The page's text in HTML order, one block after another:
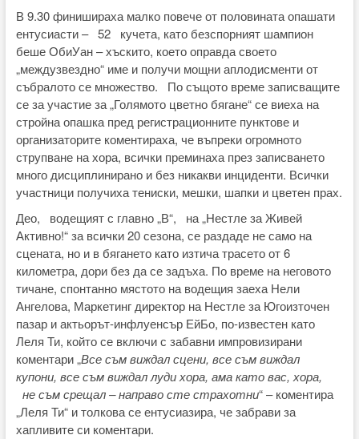
В 9.30 финишираха малко повече от половината опашати
ентусиасти – 52 кучета, като безспорният шампион
беше ОбиУан – хъскито, което оправда своето
„междузвездно“ име и получи мощни аплодисменти от
събралото се множество. По същото време записващите
се за участие за „Голямото цветно бягане“ се виеха на
стройна опашка пред регистрационните пунктове и
организаторите коментираха, че въпреки огромното
струпване на хора, всички преминаха през записването
много дисциплинирано и без никакви инциденти. Всички
участници получиха тениски, мешки, шапки и цветен прах.
Део, водещият с главно „В“, на „Нестле за Живей
Активно!“ за всички 20 сезона, се раздаде не само на
сцената, но и в бягането като изтича трасето от 6
километра, дори без да се задъха. По време на неговото
тичане, спонтанно мястото на водещия заеха Нели
Ангелова, Маркетинг директор на Нестле за Югоизточен
пазар и актьорът-инфлуенсър ЕйБо, по-известен като
Леля Ти, който се включи с забавни импровизирани
коментари „Все съм виждал сцени, все съм виждал
купони, все съм виждал луди хора, ама като вас, хора,
не съм срещал – направо сте страхотни“ – коментира
„Леля Ти“ и толкова се ентусиазира, че забрави за
хапливите си коментари.